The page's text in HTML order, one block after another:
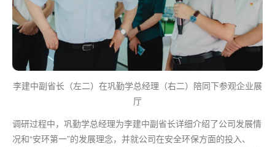
李建中副省长（左二）在巩勤学总经理（右二）陪同下参观企业展
厅
调研过程中，巩勤学总经理为李建中副省长详细介绍了公司发展情
况和“安环第一”的发展理念，并就公司在安全环保方面的投入、